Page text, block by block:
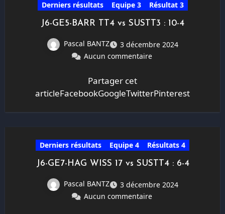
Derniers résultats Equipe 3 Résultat 3
J6-GE5-BARR TT4 vs SUSTT3 : 10-4
Pascal BANTZ
3 décembre 2024
Aucun commentaire
Partager cet
articleFacebookGoogleTwitterPinterest
Derniers résultats Equipe 4 Résultats 4
J6-GE7-HAG WISS 17 vs SUSTT4 : 6-4
Pascal BANTZ
3 décembre 2024
Aucun commentaire